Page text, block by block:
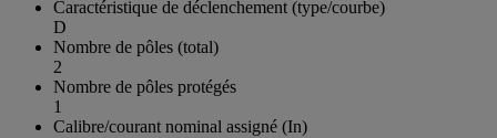
Caractéristique de déclenchement (type/courbe)
D
Nombre de pôles (total)
2
Nombre de pôles protégés
1
Calibre/courant nominal assigné (In)